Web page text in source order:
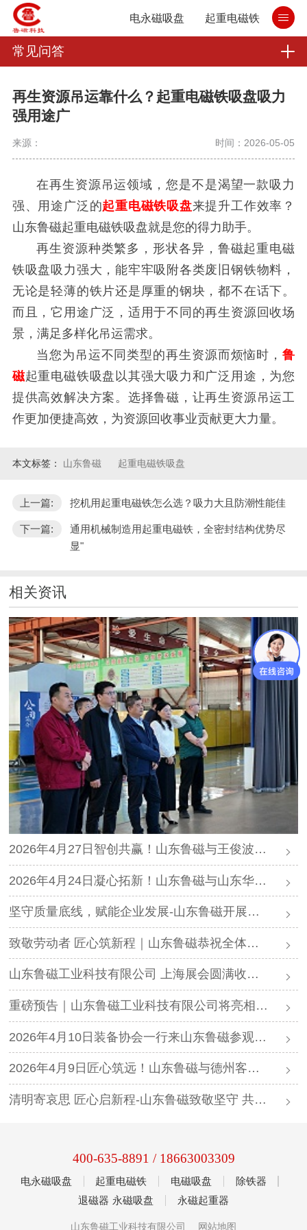
电永磁吸盘 起重电磁铁
常见问答
再生资源吊运靠什么？起重电磁铁吸盘吸力
强用途广
来源： 时间：2026-05-05
在再生资源吊运领域，您是不是渴望一款吸力
强、用途广泛的起重电磁铁吸盘来提升工作效率？
山东鲁磁起重电磁铁吸盘就是您的得力助手。
再生资源种类繁多，形状各异，鲁磁起重电磁
铁吸盘吸力强大，能牢牢吸附各类废旧钢铁物料，
无论是轻薄的铁片还是厚重的钢块，都不在话下。
而且，它用途广泛，适用于不同的再生资源回收场
景，满足多样化吊运需求。
当您为吊运不同类型的再生资源而烦恼时，鲁
磁起重电磁铁吸盘以其强大吸力和广泛用途，为您
提供高效解决方案。选择鲁磁，让再生资源吊运工
作更加便捷高效，为资源回收事业贡献更大力量。
本文标签： 山东鲁磁 起重电磁铁吸盘
上一篇: 挖机用起重电磁铁怎么选？吸力大且防潮性能佳
下一篇:
通用机械制造用起重电磁铁，全密封结构优势尽
显"
相关资讯
2026年4月27日智创共赢！山东鲁磁与王俊波客户携手并进，共赴新程
2026年4月24日凝心拓新！山东鲁磁与山东华宇工学院精诚携手，共筑新峰
坚守质量底线，赋能企业发展-山东鲁磁开展质量专题会议，筑牢发展根基
致敬劳动者 匠心筑新程｜山东鲁磁恭祝全体劳动者五一劳动节快乐
山东鲁磁工业科技有限公司 上海展会圆满收官，以匠心赋能产业升级
重磅预告｜山东鲁磁工业科技有限公司将亮相第十四届中国（上海）数控机床展览会
2026年4月10日装备协会一行来山东鲁磁参观指导
2026年4月9日匠心筑远！山东鲁磁与德州客户聚力深耕，同启新程
清明寄哀思 匠心启新程-山东鲁磁致敬坚守 共赴发展新篇
400-635-8891 / 18663003309
电永磁吸盘 起重电磁铁 电磁吸盘
除铁器
退磁器 永磁吸盘 永磁起重器
山东鲁磁工业科技有限公司 网站地图